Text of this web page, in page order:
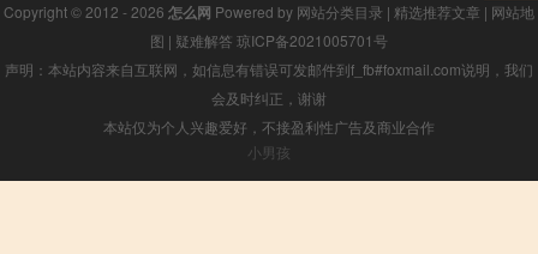
Copyright © 2012 - 2026 怎么网 Powered by 网站分类目录 | 精选推荐文章 | 网站地
图 | 疑难解答 琼ICP备2021005701号
声明：本站内容来自互联网，如信息有错误可发邮件到f_fb#foxmail.com说明，我们
会及时纠正，谢谢
本站仅为个人兴趣爱好，不接盈利性广告及商业合作
小男孩